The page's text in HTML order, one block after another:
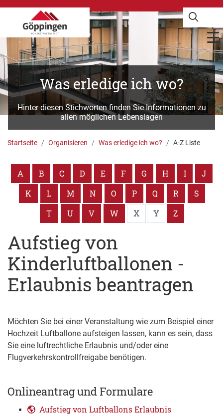
Was erledige ich wo?
Hinter diesen Stichworten finden Sie Informationen zu
allen möglichen Lebenslagen
Startseite Organisieren Was erledige ich wo? A-Z Liste
A B C D E F G H I
J
K
L M N O P Q R
S
T
U V W X Y Z
Aufstieg von
Kinderluftballonen -
Erlaubnis beantragen
Möchten Sie bei einer Veranstaltung wie zum Beispiel einer
Hochzeit Luftballone aufsteigen lassen, kann es sein, dass
Sie eine luftrechtliche Erlaubnis und/oder eine
Flugverkehrskontrollfreigabe benötigen.
Onlineantrag und Formulare
Aufstieg von Luftballons Erlaubnis